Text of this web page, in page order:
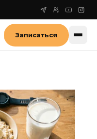
Записаться